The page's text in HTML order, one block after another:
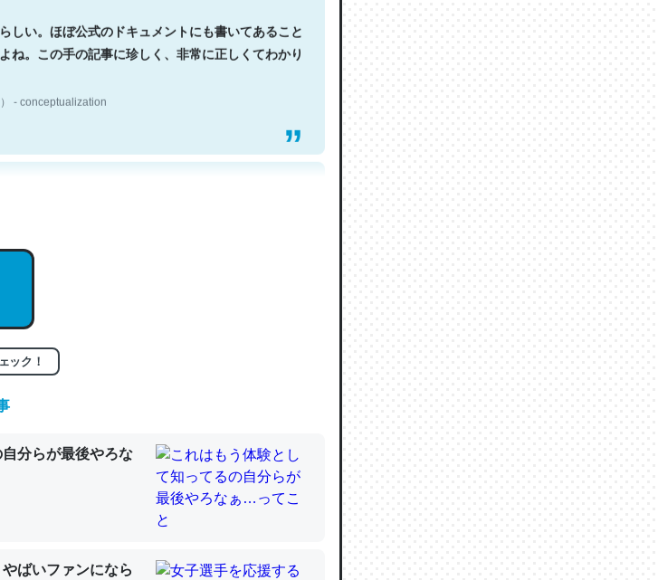
しい。ほぼ公式のドキュメントにも書いてあること
ね。この手の記事に珍しく、非常に正しくてわかり
- conceptualization
- conceptualization
小説100ページ分くらい。小説でいう「ずっと前
憶というには多い分量。進化すればするほど分かり
ック！
分らが最後やろな
ばいファンになら